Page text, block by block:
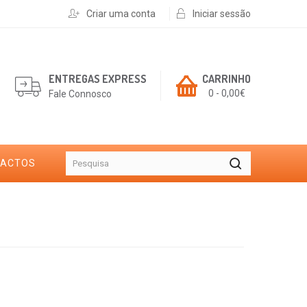
Criar uma conta Iniciar sessão
CARRINHO
0 - 0,00€
ENTREGAS EXPRESS
Fale Connosco